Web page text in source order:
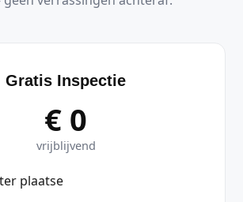
Gratis Inspectie
€ 0
vrijblijvend
plaatse